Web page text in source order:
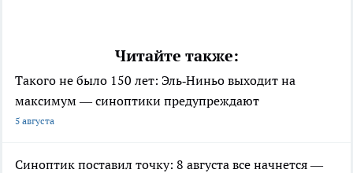
Читайте также:
Такого не было 150 лет: Эль‑Ниньо выходит на
максимум — синоптики предупреждают
5 августа
Синоптик поставил точку: 8 августа все начнется —